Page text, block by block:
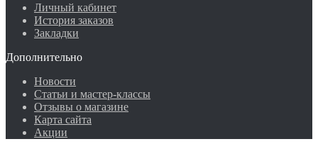
Личный кабинет
История заказов
Закладки
Дополнительно
Новости
Статьи и мастер-классы
Отзывы о магазине
Карта сайта
Акции